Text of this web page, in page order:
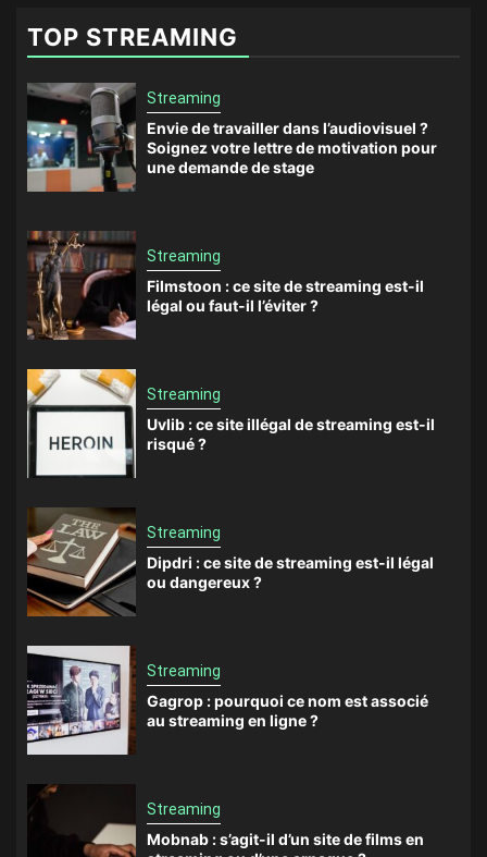
TOP STREAMING
Streaming
Envie de travailler dans l’audiovisuel ?
Soignez votre lettre de motivation pour
une demande de stage
Streaming
Filmstoon : ce site de streaming est-il
légal ou faut-il l’éviter ?
Streaming
Uvlib : ce site illégal de streaming est-il
risqué ?
Streaming
Dipdri : ce site de streaming est-il légal
ou dangereux ?
Streaming
Gagrop : pourquoi ce nom est associé
au streaming en ligne ?
Streaming
Mobnab : s’agit-il d’un site de films en